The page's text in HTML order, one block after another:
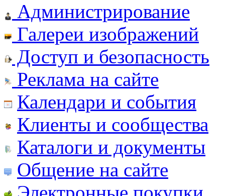
Администрирование
Галереи изображений
Доступ и безопасность
Реклама на сайте
Календари и события
Клиенты и сообщества
Каталоги и документы
Общение на сайте